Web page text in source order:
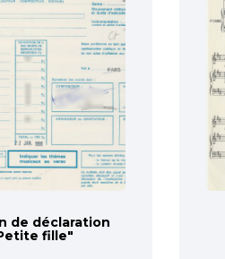
de déclaration
fille"